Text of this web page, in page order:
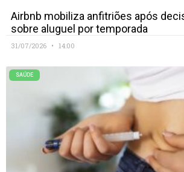
Airbnb mobiliza anfitriões após
sobre aluguel por temporada
31/07/2026 14:00
SAÚDE